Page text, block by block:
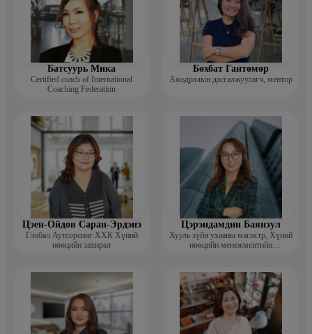
Батсуурь Мика
Certified coach of International
Coaching Federation
Бөхбат Гантөмөр
Амьдралын дасгалжуулагч, ментор
Цэен-Ойдов Саран-Эрдэнэ
Глобал Аутсорсинг ХХК Хүний
нөөцийн захирал
Цэрэндамдин Баянзул
Хууль зүйн ухааны магистр, Хүний
нөөцийн менежментийн